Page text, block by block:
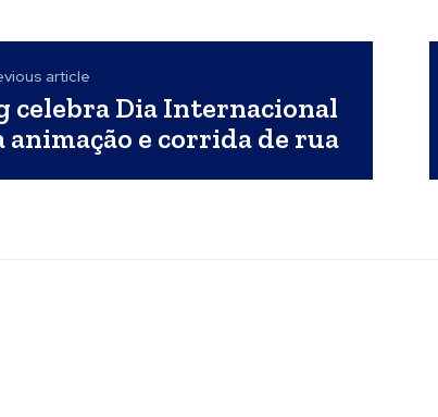
article
celebra Dia Internacional
e corrida de rua